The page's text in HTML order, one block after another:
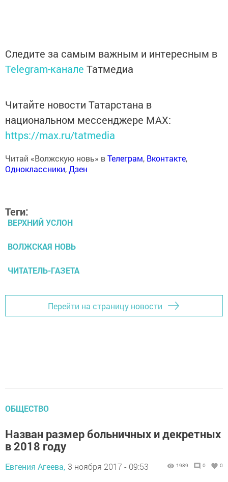
Следите за самым важным и интересным в
Telegram-канале Татмедиа
Читайте новости Татарстана в
национальном мессенджере MАХ:
https://max.ru/tatmedia
Читай «Волжскую новь» вТелеграм, Вконтакте,
Одноклассники,Дзен
Теги:
ВЕРХНИЙ УСЛОН
ВОЛЖСКАЯ НОВЬ
ЧИТАТЕЛЬ-ГАЗЕТА
Перейти на страницу новости
ОБЩЕСТВО
Назван размер больничных и декретных
в 2018 году
Евгения Агеева, 3 ноября 2017 - 09:53 1989 0 0